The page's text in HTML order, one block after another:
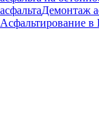
асфальтаДемонтаж
Асфальтирование в